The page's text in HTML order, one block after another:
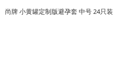
尚牌 小黄罐定制版避孕套 中号 24只装